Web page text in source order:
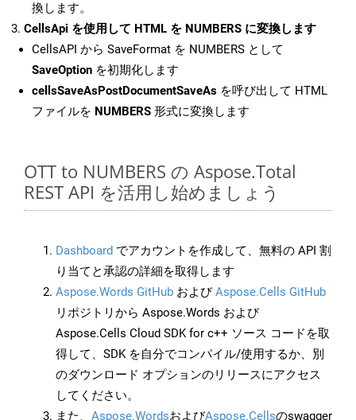
換します。
CellsApi を使用して HTML を NUMBERS に変換します
CellsAPI から SaveFormat を NUMBERS として
SaveOption を初期化します
cellsSaveAsPostDocumentSaveAs を呼び出して HTML
ファイルを NUMBERS 形式に変換します
OTT to NUMBERS の Aspose.Total
REST API を活用し始めましょう
Dashboard でアカウントを作成して、無料の API 割
り当てと承認の詳細を取得します
Aspose.Words GitHub およびAspose.Cells GitHub
リポジトリから Aspose.Words および
Aspose.Cells Cloud SDK for c++ ソース コードを取
得して、SDK を自分でコンパイル/使用するか、別
のダウンロード オプションのリリースにアクセス
してください。
また、 Aspose.WordsおよびAspose.Cellsのswagger